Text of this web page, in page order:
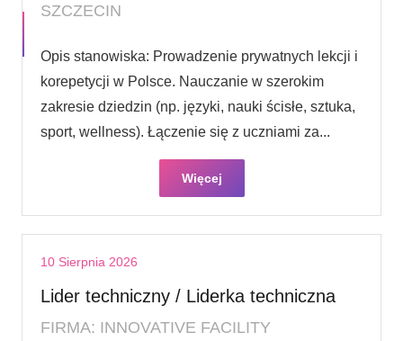
SZCZECIN
Opis stanowiska: Prowadzenie prywatnych lekcji i
korepetycji w Polsce. Nauczanie w szerokim
zakresie dziedzin (np. języki, nauki ścisłe, sztuka,
sport, wellness). Łączenie się z uczniami za...
Więcej
10 Sierpnia 2026
Lider techniczny / Liderka techniczna
FIRMA: INNOVATIVE FACILITY